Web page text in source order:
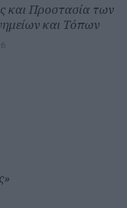
και Προστασία των
και Τόπων